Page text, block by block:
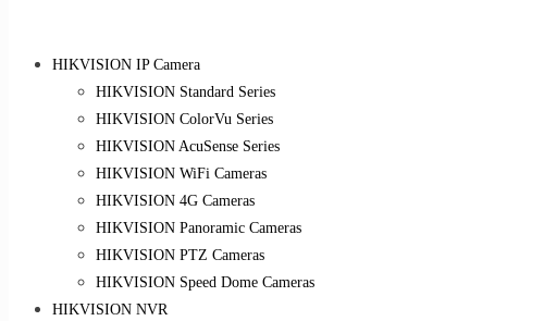
HIKVISION IP Camera
HIKVISION Standard Series
HIKVISION ColorVu Series
HIKVISION AcuSense Series
HIKVISION WiFi Cameras
HIKVISION 4G Cameras
HIKVISION Panoramic Cameras
HIKVISION PTZ Cameras
HIKVISION Speed Dome Cameras
HIKVISION NVR